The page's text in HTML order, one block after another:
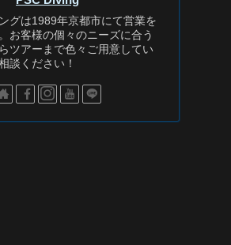
グは1989年京都市にて営業を
お客様の個々のニーズに合う
ツアーまで色々ご用意してい
談ください！